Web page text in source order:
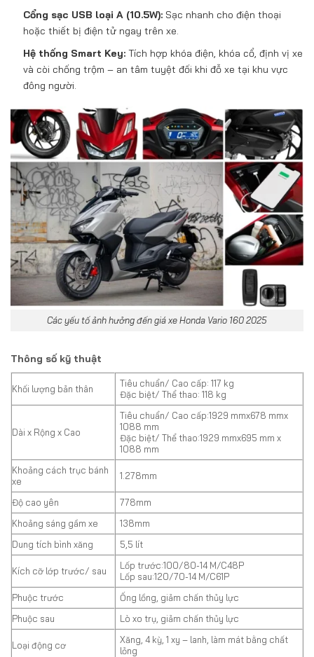
Cổng sạc USB loại A (10.5W): Sạc nhanh cho điện thoại
hoặc thiết bị điện tử ngay trên xe.
Hệ thống Smart Key: Tích hợp khóa điện, khóa cổ, định vị xe
và còi chống trộm – an tâm tuyệt đối khi đỗ xe tại khu vực
đông người.
Các yếu tố ảnh hưởng đến giá xe Honda Vario 160 2025
Thông số kỹ thuật
Khối lượng bản thân
Tiêu chuẩn/ Cao cấp: 117 kg
Đặc biệt/ Thể thao: 118 kg
Dài x Rộng x Cao
Tiêu chuẩn/ Cao cấp:1929 mmx678 mmx
1088 mm
Đặc biệt/ Thể thao:1929 mmx695 mm x
1088 mm
Khoảng cách trục bánh
xe
1.278mm
Độ cao yên
778mm
Khoảng sáng gầm xe
138mm
Dung tích bình xăng
5,5 lít
Kích cỡ lớp trước/ sau
Lốp trước:100/80-14 M/C48P
Lốp sau:120/70-14 M/C61P
Phuộc trước
Ống lồng, giảm chấn thủy lực
Phuộc sau
Lò xo trụ, giảm chấn thủy lực
Loại động cơ
Xăng, 4 kỳ, 1 xy – lanh, làm mát bằng chất
lỏng